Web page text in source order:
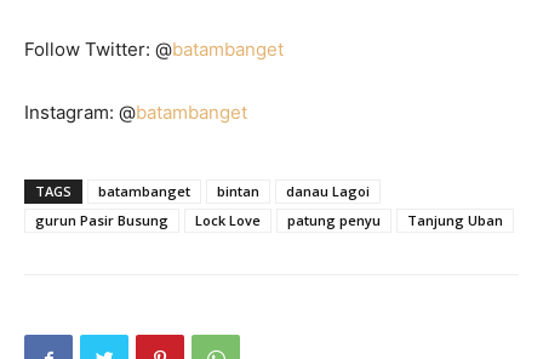
Follow Twitter: @batambanget
Instagram: @batambanget
TAGS batambanget bintan
danau Lagoi
gurun Pasir Busung
Lock Love patung penyu Tanjung Uban